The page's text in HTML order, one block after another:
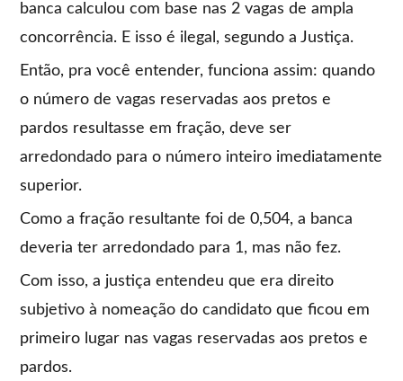
banca calculou com base nas 2 vagas de ampla
concorrência. E isso é ilegal, segundo a Justiça.
Então, pra você entender, funciona assim: quando
o número de vagas reservadas aos pretos e
pardos resultasse em fração, deve ser
arredondado para o número inteiro imediatamente
superior.
Como a fração resultante foi de 0,504, a banca
deveria ter arredondado para 1, mas não fez.
Com isso, a justiça entendeu que era direito
subjetivo à nomeação do candidato que ficou em
primeiro lugar nas vagas reservadas aos pretos e
pardos.